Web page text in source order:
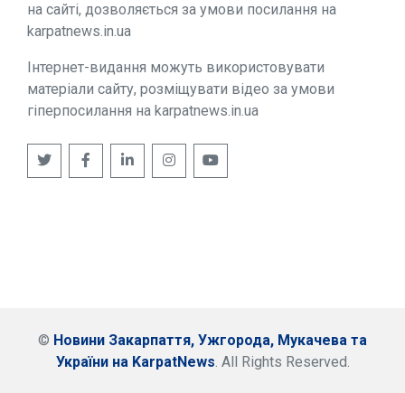
на сайті, дозволяється за умови посилання на
karpatnews.in.ua
Інтернет-видання можуть використовувати
матеріали сайту, розміщувати відео за умови
гіперпосилання на karpatnews.in.ua
© Новини Закарпаття, Ужгорода, Мукачева та
України на KarpatNews. All Rights Reserved.